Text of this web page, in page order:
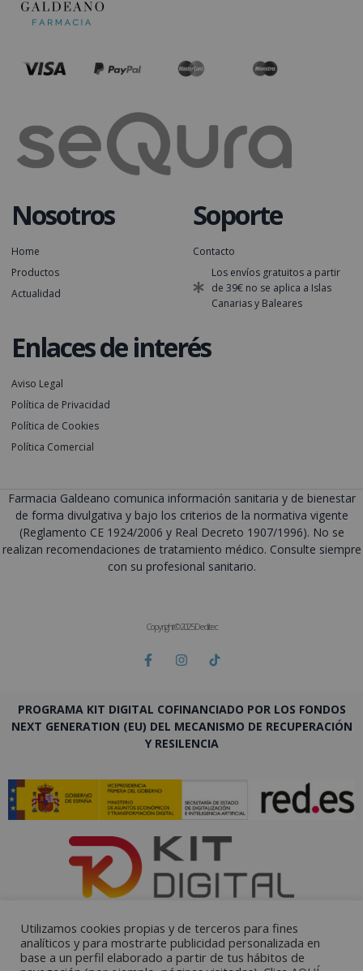
Nosotros
Home
Productos
Actualidad
Soporte
Contacto
Los envíos gratuitos a partir
de 39€ no se aplica a Islas
Canarias y Baleares
Enlaces de interés
Aviso Legal
Política de Privacidad
Política de Cookies
Política Comercial
Farmacia Galdeano comunica información sanitaria y de bienestar
de forma divulgativa y bajo los criterios de la normativa vigente
(Reglamento CE 1924/2006 y Real Decreto 1907/1996). No se
realizan recomendaciones de tratamiento médico. Consulte siempre
con su profesional sanitario.
Copyright © 2025 Deditec
PROGRAMA KIT DIGITAL COFINANCIADO POR LOS FONDOS
NEXT GENERATION (EU) DEL MECANISMO DE RECUPERACIÓN
Y RESILENCIA
Utilizamos cookies propias y de terceros para fines
analíticos y para mostrarte publicidad personalizada en
base a un perfil elaborado a partir de tus hábitos de